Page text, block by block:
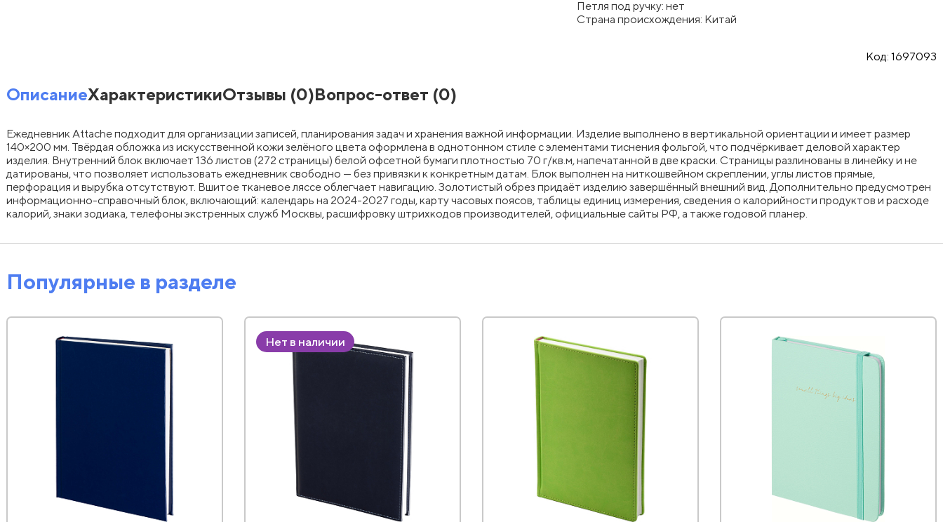
Петля под ручку: нет
Страна происхождения: Китай
Код: 1697093
ОписаниеХарактеристикиОтзывы (0)Вопрос-ответ (0)
Ежедневник Attache подходит для организации записей, планирования задач и хранения важной информации. Изделие выполнено в вертикальной ориентации и имеет размер
140×200 мм. Твёрдая обложка из искусственной кожи зелёного цвета оформлена в однотонном стиле с элементами тиснения фольгой, что подчёркивает деловой характер
изделия. Внутренний блок включает 136 листов (272 страницы) белой офсетной бумаги плотностью 70 г/кв.м, напечатанной в две краски. Страницы разлинованы в линейку и не
датированы, что позволяет использовать ежедневник свободно — без привязки к конкретным датам. Блок выполнен на ниткошвейном скреплении, углы листов прямые,
перфорация и вырубка отсутствуют. Вшитое тканевое ляссе облегчает навигацию. Золотистый обрез придаёт изделию завершённый внешний вид. Дополнительно предусмотрен
информационно-справочный блок, включающий: календарь на 2024-2027 годы, карту часовых поясов, таблицы единиц измерения, сведения о калорийности продуктов и расходе
калорий, знаки зодиака, телефоны экстренных служб Москвы, расшифровку штрихкодов производителей, официальные сайты РФ, а также годовой планер.
Популярные в разделе
Нет в наличии